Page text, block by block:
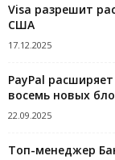
Visa разрешит
США
17.12.2025
PayPal
восемь новых
22.09.2025
Топ-менеджер